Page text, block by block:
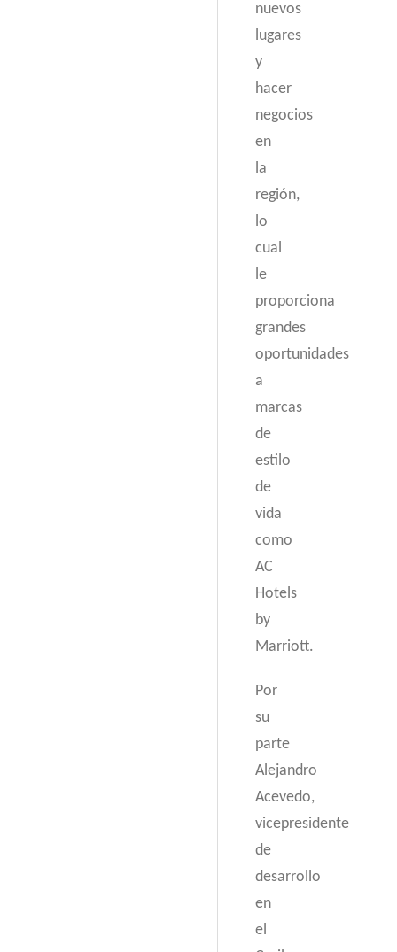
nuevos
lugares
y
hacer
negocios
en
la
región,
lo
cual
le
proporciona
grandes
oportunidades
a
marcas
de
estilo
de
vida
como
AC
Hotels
by
Marriott.
Por
su
parte
Alejandro
Acevedo,
vicepresidente
de
desarrollo
en
el